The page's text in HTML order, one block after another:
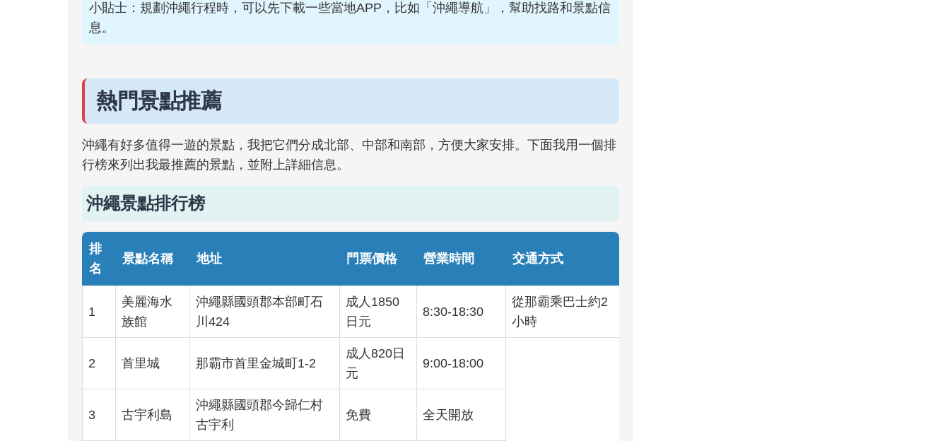
小貼士：規劃沖繩行程時，可以先下載一些當地APP，比如「沖繩導航」，幫助找路和景點信
息。
熱門景點推薦
沖繩有好多值得一遊的景點，我把它們分成北部、中部和南部，方便大家安排。下面我用一個排
行榜來列出我最推薦的景點，並附上詳細信息。
沖繩景點排行榜
排
名
景點名稱 地址 門票價格 營業時間 交通方式
1
美麗海水
族館
沖繩縣國頭郡本部町石
川424
成人1850
日元
8:30-18:30
從那霸乘巴士約2
小時
2 首里城 那霸市首里金城町1-2
成人820日
元
9:00-18:00
3 古宇利島
沖繩縣國頭郡今歸仁村
古宇利
免費 全天開放